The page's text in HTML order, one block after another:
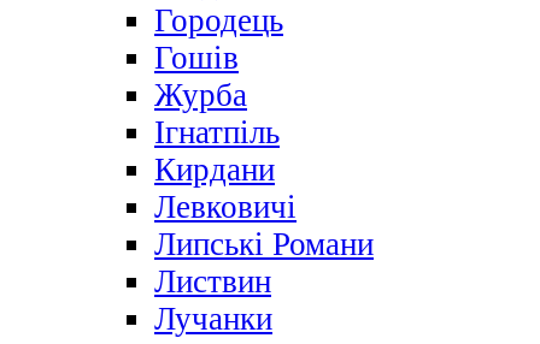
Городець
Гошів
Журба
Ігнатпіль
Кирдани
Левковичі
Липські Романи
Листвин
Лучанки